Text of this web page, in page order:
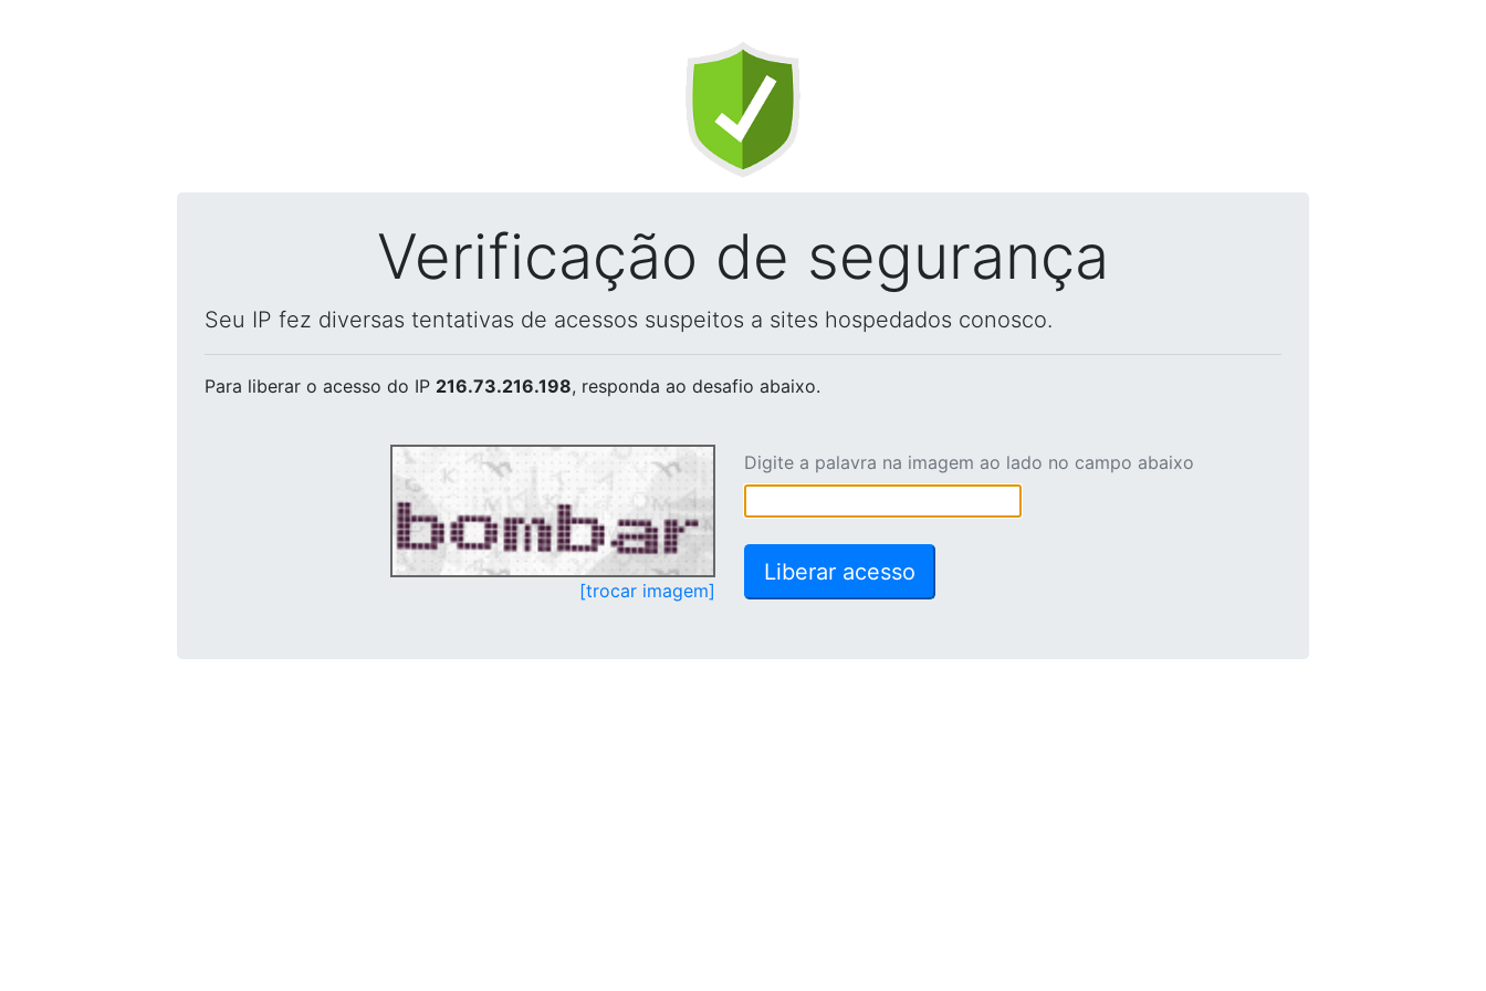
Verificação de segurança
Seu IP fez diversas tentativas de acessos suspeitos a sites hospedados conosco.
Para liberar o acesso do IP 216.73.216.198, responda ao desafio abaixo.
[trocar imagem]
Digite a palavra na imagem ao lado no campo abaixo